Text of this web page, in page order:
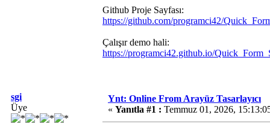
Github Proje Sayfası:
https://github.com/programci42/
Çalışır demo hali:
https://programci42.github.io/
sgi
Üye
Ynt: Online From Arayüz Tasarlayıcı
« Yanıtla #1 : Temmuz 01, 2026,